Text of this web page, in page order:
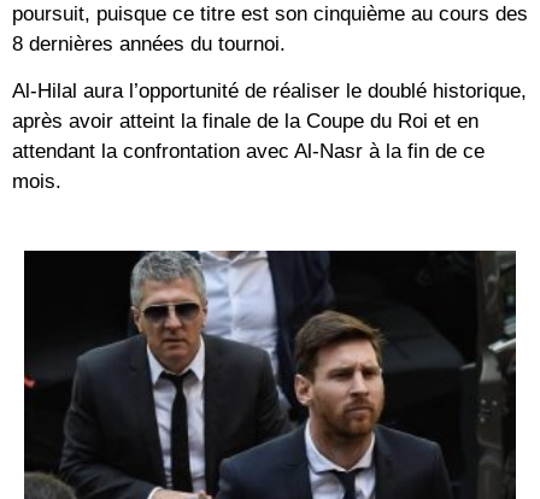
poursuit, puisque ce titre est son cinquième au cours des
8 dernières années du tournoi.
Al-Hilal aura l’opportunité de réaliser le doublé historique,
après avoir atteint la finale de la Coupe du Roi et en
attendant la confrontation avec Al-Nasr à la fin de ce
mois.